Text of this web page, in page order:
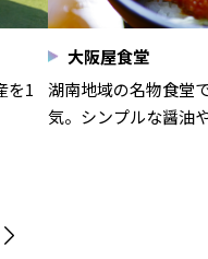
を1
大阪屋食堂
湖南地域の名物食堂
気。シンプルな醤油